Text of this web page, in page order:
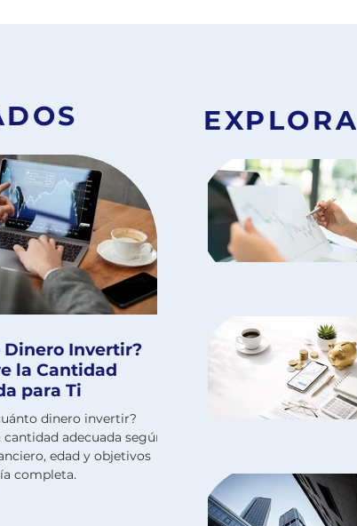
Dinero Invertir?
la Cantidad
para Ti
dinero invertir?
adecuada según
edad y objetivos
completa.
EXPLORA